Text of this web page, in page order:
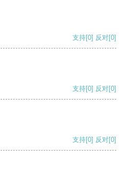
支持[0] 反对[0]
支持[0] 反对[0]
支持[0] 反对[0]